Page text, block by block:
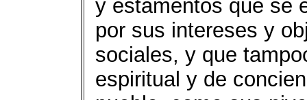
y estamentos que se
por sus intereses y
sociales, y que
espiritual y de